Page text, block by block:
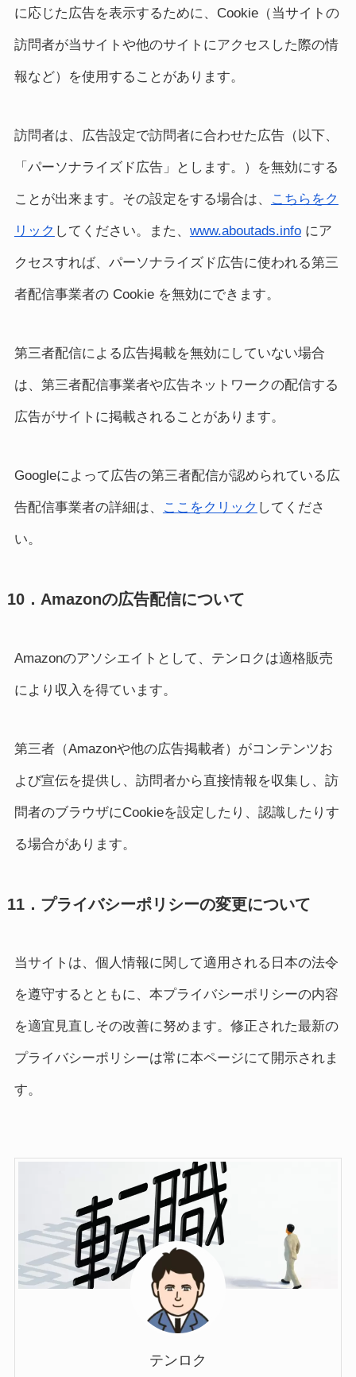
に応じた広告を表示するために、Cookie（当サイトの
訪問者が当サイトや他のサイトにアクセスした際の情
報など）を使用することがあります。
訪問者は、広告設定で訪問者に合わせた広告（以下、
「パーソナライズド広告」とします。）を無効にする
ことが出来ます。その設定をする場合は、 こちらをク
リック してください。また、 www.aboutads.infoにア
クセスすれば、パーソナライズド広告に使われる第三
者配信事業者の Cookie を無効にできます。
第三者配信による広告掲載を無効にしていない場合
は、第三者配信事業者や広告ネットワークの配信する
広告がサイトに掲載されることがあります。
Googleによって広告の第三者配信が認められている広
告配信事業者の詳細は、 ここをクリック してくださ
い。
10．Amazonの広告配信について
Amazonのアソシエイトとして、テンロクは適格販売
により収入を得ています。
第三者（Amazonや他の広告掲載者）がコンテンツお
よび宣伝を提供し、訪問者から直接情報を収集し、訪
問者のブラウザにCookieを設定したり、認識したりす
る場合があります。
11．プライバシーポリシーの変更について
当サイトは、個人情報に関して適用される日本の法令
を遵守するとともに、本プライバシーポリシーの内容
を適宜見直しその改善に努めます。修正された最新の
プライバシーポリシーは常に本ページにて開示されま
す。
テンロク